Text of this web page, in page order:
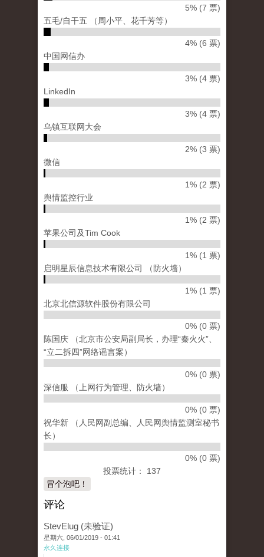
5% (7 票)
五毛/自干五 （周小平、花千芳等）
4% (6 票)
中国网信办
3% (4 票)
LinkedIn
3% (4 票)
乌镇互联网大会
2% (3 票)
微信
1% (2 票)
舆情监控行业
1% (2 票)
苹果公司及Tim Cook
1% (1 票)
启明星辰信息技术有限公司 （防火墙）
1% (1 票)
北京北信源软件股份有限公司
0% (0 票)
陈国庆 （北京市公安局副局长，办理“秦火火”、
“立二拆四”网络谣言案）
0% (0 票)
深信服 （上网行为管理、防火墙）
0% (0 票)
祝华新 （人民网副总编、人民网舆情监测室秘书
长）
0% (0 票)
投票统计： 137
冒个泡吧！
评论
StevElug (未验证)
星期六, 06/01/2019 - 01:41
永久连接